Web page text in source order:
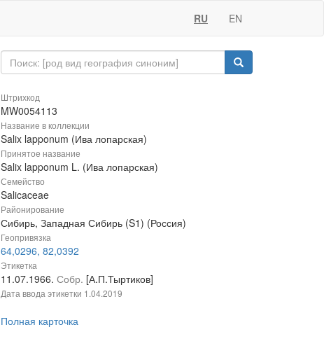
RU EN
Штрихкод
MW0054113
Название в коллекции
Salix lapponum (Ива лопарская)
Принятое название
Salix lapponum L. (Ива лопарская)
Семейство
Salicaceae
Районирование
Сибирь, Западная Сибирь (S1) (Россия)
Геопривязка
64,0296, 82,0392
Этикетка
11.07.1966. Собр. [А.П.Тыртиков]
Дата ввода этикетки 1.04.2019
Полная карточка